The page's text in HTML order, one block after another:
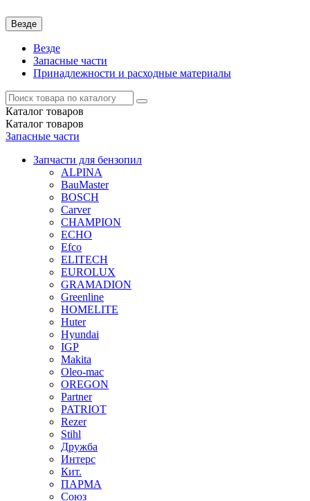
Везде
Везде
Запасные части
Принадлежности и расходные материалы
Каталог товаров
Каталог товаров
Запасные части
Запчасти для бензопил
ALPINA
BauMaster
BOSCH
Carver
CHAMPION
ECHO
Efco
ELITECH
EUROLUX
GRAMADION
Greenline
HOMELITE
Huter
Hyundai
IGP
Makita
Oleo-mac
OREGON
Partner
PATRIOT
Rezer
Stihl
Дружба
Интерс
Кит.
ПАРМА
Союз